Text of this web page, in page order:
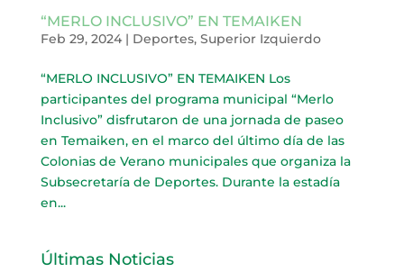
“MERLO INCLUSIVO” EN TEMAIKEN
Feb 29, 2024| Deportes, Superior Izquierdo
“MERLO INCLUSIVO” EN TEMAIKEN Los
participantes del programa municipal “Merlo
Inclusivo” disfrutaron de una jornada de paseo
en Temaiken, en el marco del último día de las
Colonias de Verano municipales que organiza la
Subsecretaría de Deportes. Durante la estadía
en...
Últimas Noticias